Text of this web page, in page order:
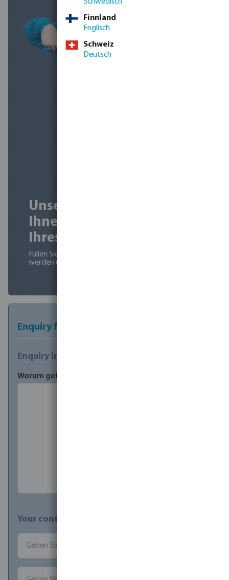
Unsere Experten helfen
Ihnen bei der Umsetzung
Ihres Projekts!
Füllen Sie das kurze Kontaktformular aus und wir
werden uns bald bei Ihnen melden.
Enquiry form
Enquiry information
Worum geht es bei Ihrer Anfrage?
Your contact details
Finnland
Englisch
Schweiz
Deutsch